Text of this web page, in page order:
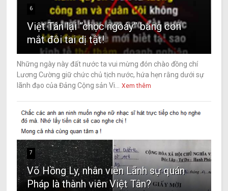
6
Việt Tân lại “chọc ngoáy” bằng con
mắt đôi tai dị tật!
Những ngày này đất nước ta vui mừng đón chào đồng chí
Lương Cường giữ chức chủ tịch nước, hứa hẹn rằng dưới sự
lãnh đạo của Đảng Cộng sản Vi...
Xem thêm
7
Võ Hồng Ly, nhân viên Lãnh sự quán
Pháp là thành viên Việt Tân?